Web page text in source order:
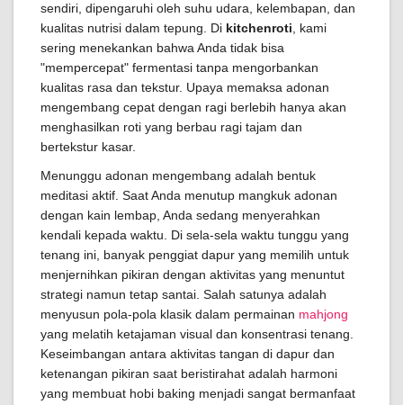
sendiri, dipengaruhi oleh suhu udara, kelembapan, dan
kualitas nutrisi dalam tepung. Di kitchenroti , kami
sering menekankan bahwa Anda tidak bisa
"mempercepat" fermentasi tanpa mengorbankan
kualitas rasa dan tekstur. Upaya memaksa adonan
mengembang cepat dengan ragi berlebih hanya akan
menghasilkan roti yang berbau ragi tajam dan
bertekstur kasar.
Menunggu adonan mengembang adalah bentuk
meditasi aktif. Saat Anda menutup mangkuk adonan
dengan kain lembap, Anda sedang menyerahkan
kendali kepada waktu. Di sela-sela waktu tunggu yang
tenang ini, banyak penggiat dapur yang memilih untuk
menjernihkan pikiran dengan aktivitas yang menuntut
strategi namun tetap santai. Salah satunya adalah
menyusun pola-pola klasik dalam permainan mahjong
yang melatih ketajaman visual dan konsentrasi tenang.
Keseimbangan antara aktivitas tangan di dapur dan
ketenangan pikiran saat beristirahat adalah harmoni
yang membuat hobi baking menjadi sangat bermanfaat